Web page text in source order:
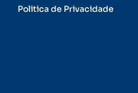
Politica de Privacidade